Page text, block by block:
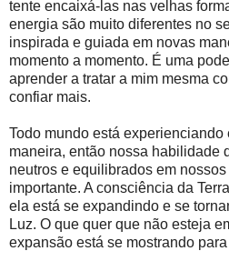
tente encaixá-las nas velhas
energia são muito diferentes no
inspirada e guiada em novas
momento a momento. É uma
aprender a tratar a mim mesma
confiar mais.
Todo mundo está experienciando
maneira, então nossa habilidade
neutros e equilibrados em
importante. A consciência da
ela está se expandindo e se
Luz. O que quer que não esteja
expansão está se mostrando